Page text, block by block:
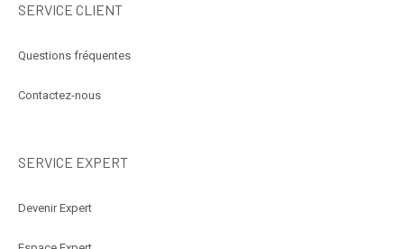
SERVICE CLIENT
Questions fréquentes
Contactez-nous
SERVICE EXPERT
Devenir Expert